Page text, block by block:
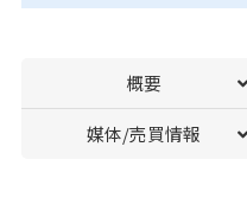
概要
媒体/売買情報